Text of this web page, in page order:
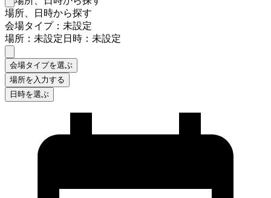
場所、日時から探す
会場タイプ：未設定
場所：未設定日時：未設定
会場タイプを選ぶ
場所を入力する
日時を選ぶ